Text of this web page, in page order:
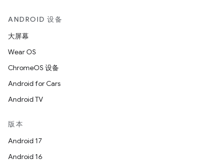
ANDROID 设备
大屏幕
Wear OS
ChromeOS 设备
Android for Cars
Android TV
版本
Android 17
Android 16